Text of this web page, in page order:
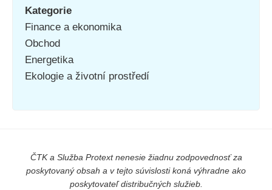
Kategorie
Finance a ekonomika
Obchod
Energetika
Ekologie a životní prostředí
ČTK a Služba Protext nenesie žiadnu zodpovednosť za
poskytovaný obsah a v tejto súvislosti koná výhradne ako
poskytovateľ distribučných služieb.